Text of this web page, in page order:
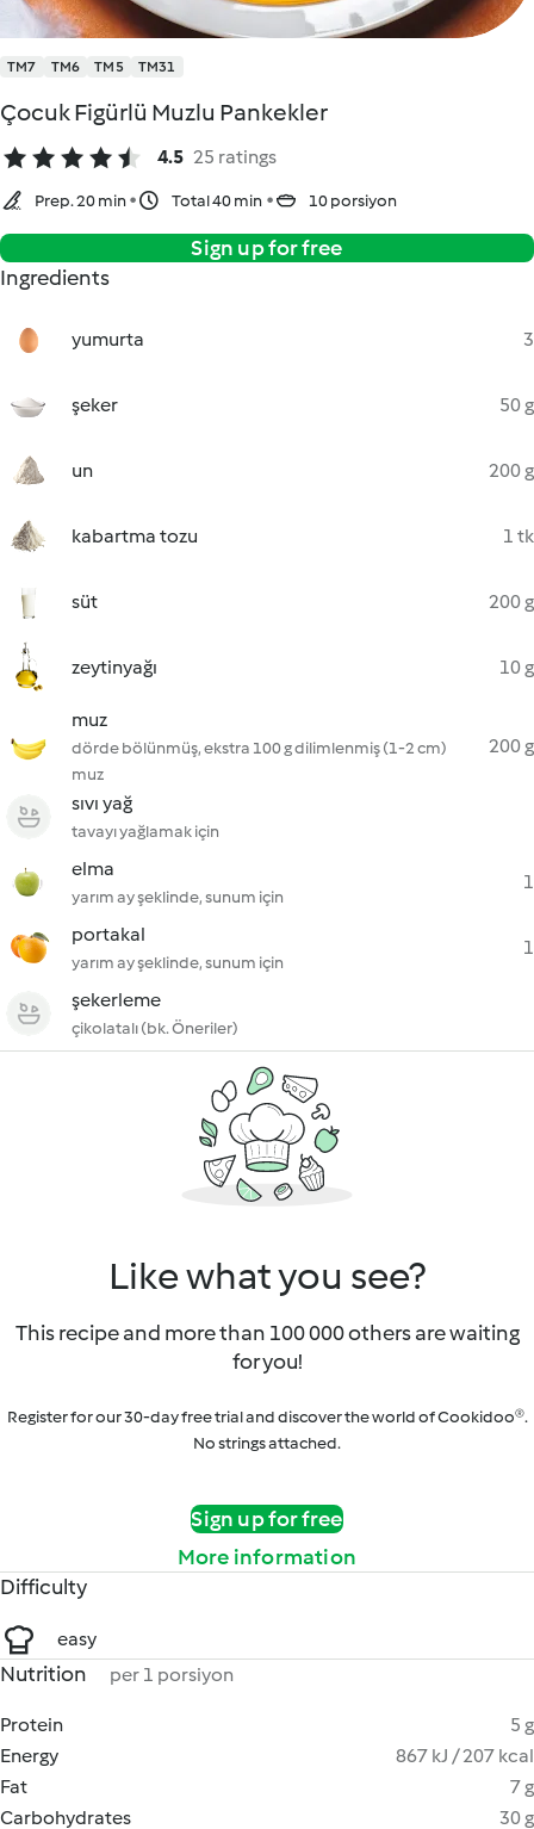
TM7 TM6 TM5 TM31
Çocuk Figürlü Muzlu Pankekler
4.5 25 ratings
Prep. 20 min Total 40 min 10 porsiyon
Sign up for free
Ingredients
yumurta 3
şeker 50 g
un 200 g
kabartma tozu 1 tk
süt 200 g
zeytinyağı 10 g
muz
dörde bölünmüş, ekstra 100 g dilimlenmiş (1-2 cm)
muz
200 g
sıvı yağ
tavayı yağlamak için
elma
yarım ay şeklinde, sunum için
1
portakal
yarım ay şeklinde, sunum için
1
şekerleme
çikolatalı (bk. Öneriler)
Like what you see?
This recipe and more than 100 000 others are waiting
for you!
Register for our 30-day free trial and discover the world of Cookidoo®.
No strings attached.
Sign up for free
More information
Difficulty
easy
Nutrition per 1 porsiyon
Protein
5 g
Energy
867 kJ / 207 kcal
Fat
7 g
Carbohydrates
30 g